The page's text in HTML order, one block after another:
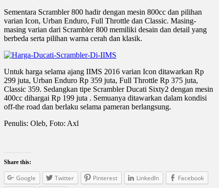
Sementara Scrambler 800 hadir dengan mesin 800cc dan pilihan
varian Icon, Urban Enduro, Full Throttle dan Classic. Masing-
masing varian dari Scrambler 800 memiliki desain dan detail yang
berbeda serta pilihan warna cerah dan klasik.
Untuk harga selama ajang IIMS 2016 varian Icon ditawarkan Rp
299 juta, Urban Enduro Rp 359 juta, Full Throttle Rp 375 juta,
Classic 359. Sedangkan tipe Scrambler Ducati Sixty2 dengan mesin
400cc dihargai Rp 199 juta . Semuanya ditawarkan dalam kondisi
off-the road dan berlaku selama pameran berlangsung.
Penulis: Oleb, Foto: Axl
Share this:
Google Twitter Pinterest LinkedIn
Facebook